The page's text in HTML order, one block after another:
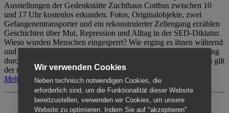
Ausstellungen der Gedenkstätte Zuchthaus Cottbus zwischen 10
und 17 Uhr kostenlos erkunden. Fotos, Originalobjekte, zwei
Gefangenentransporter und ein rekonstruierter Zellengang erzählen
Geschichten über Mut, Repression und Alltag in der SED-Diktatur.
Wieso wurden Menschen eingesperrt? Wie erging es ihnen während
und nach der Haft? Der Besuch erfolgt individuell ohne Betreuung
durch das Menschenrechtszentrum Cottbus. Für Begleitpersonen gilt
der reguläre Eintritt (8€ / ermäßigt 5€).
Mehr erfahren
Wir verwenden Cookies
Neben technisch notwendigen Cookies, die
erforderlich sind, um die Funktionalität dieser Website
bereitzustellen, verwenden wir Cookies, um unsere
Website zu optimieren. Indem Sie auf "akzeptieren"